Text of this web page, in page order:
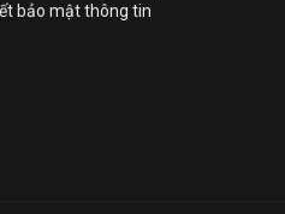
bảo mật thông tin